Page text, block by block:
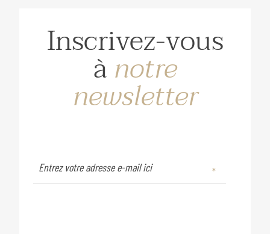
Inscrivez-vous
ànotre
newsletter